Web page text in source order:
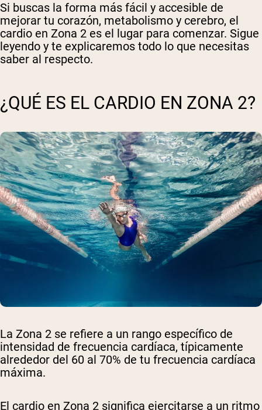
Si buscas la forma más fácil y accesible de
mejorar tu corazón, metabolismo y cerebro, el
cardio en Zona 2 es el lugar para comenzar. Sigue
leyendo y te explicaremos todo lo que necesitas
saber al respecto.
¿QUÉ ES EL CARDIO EN ZONA 2?
La Zona 2 se refiere a un rango específico de
intensidad de frecuencia cardíaca, típicamente
alrededor del 60 al 70% de tu frecuencia cardíaca
máxima.
El cardio en Zona 2 significa ejercitarse a un ritmo